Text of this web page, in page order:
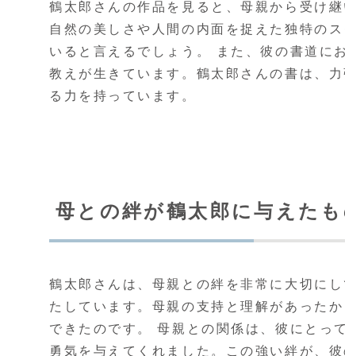
鶴太郎さんの作品を見ると、母親から受け
自然の美しさや人間の内面を捉えた独特の
いると言えるでしょう。 また、彼の書道に
教えが生きています。鶴太郎さんの書は、
る力を持っています。
母との絆が鶴太郎に与えたも
鶴太郎さんは、母親との絆を非常に大切に
たしています。母親の支持と理解があった
できたのです。 母親との関係は、彼にとっ
勇気を与えてくれました。この強い絆が、